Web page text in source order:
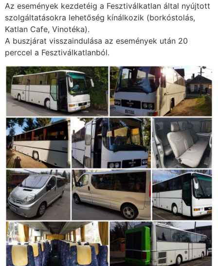
Az események kezdetéig a Fesztiválkatlan által nyújtott
szolgáltatásokra lehetőség kínálkozik (borkóstolás,
Katlan Cafe, Vinotéka).
A buszjárat visszaindulása az események után 20
perccel a Fesztiválkatlanból.